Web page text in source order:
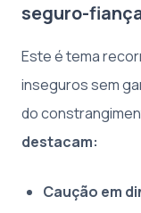
seguro-
Este é tema
inseguros sem
do
destacam:
Caução em